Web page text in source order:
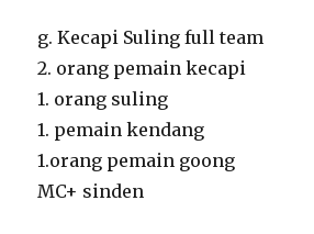
g. Kecapi Suling full team
2. orang pemain kecapi
1. orang suling
1. pemain kendang
1.orang pemain goong
MC+ sinden